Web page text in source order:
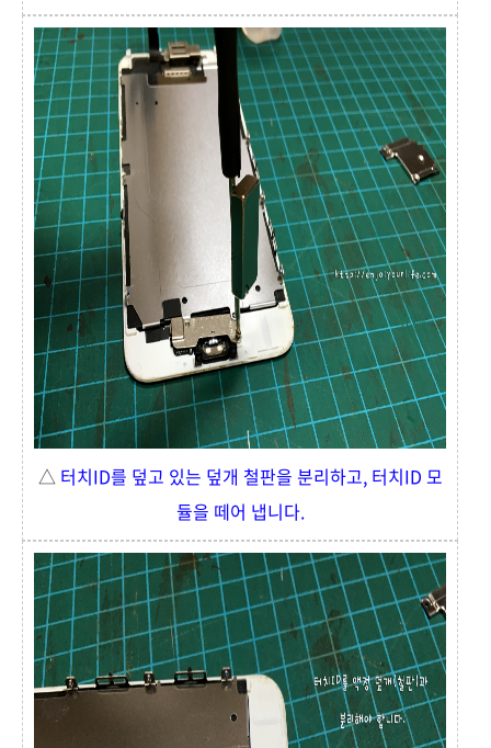
△터치ID를 덮고 있는 덮개 철판을 분리하고, 터치ID 모
듈을 떼어 냅니다.